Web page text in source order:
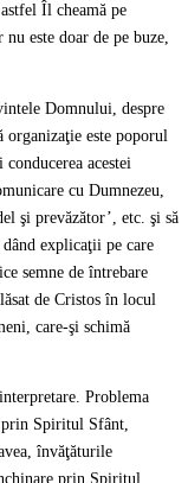
Îl cheamă pe
este doar de pe buze,
Domnului, despre
organizaţie este poporul
acestei
cu Dumnezeu,
şi prevăzător’, etc. şi să
explicaţii pe care
semne de întrebare
de Cristos în locul
care-şi schimă
Problema
prin Spiritul Sfânt,
învăţăturile
prin Spiritul